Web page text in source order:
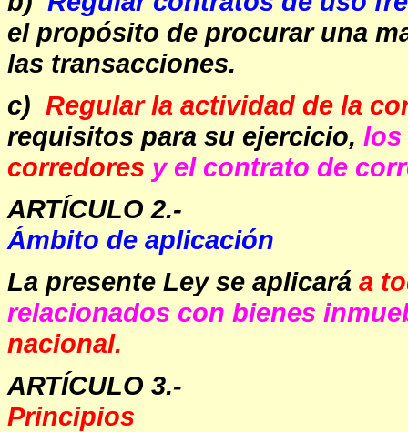
el propósito de procurar una
las transacciones.
c) Regular la actividad de la
requisitos para su ejercicio, los
corredores y el contrato de
ARTÍCULO 2.-
Ámbito de aplicación
La presente Ley se aplicará a
relacionados con bienes
nacional.
ARTÍCULO 3.-
Principios